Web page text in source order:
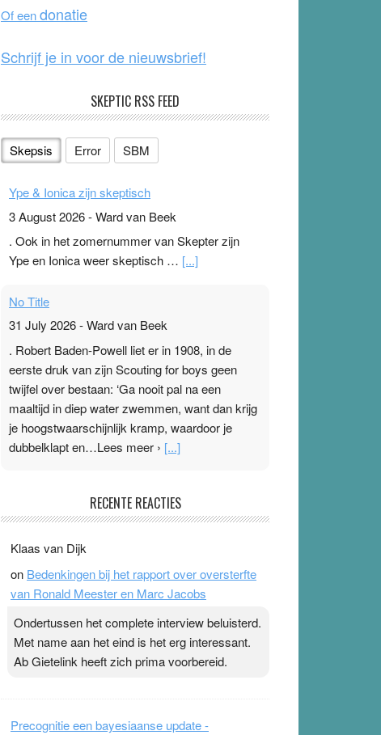
k
Of eendonatie
Schrijf je in voor de nieuwsbrief!
SKEPTIC RSS FEED
Skepsis Error SBM
Ype & Ionica zijn skeptisch
3 August 2026-Ward van Beek
. Ook in het zomernummer van Skepter zijn
Ype en Ionica weer skeptisch … [...]
No Title
31 July 2026-Ward van Beek
. Robert Baden-Powell liet er in 1908, in de
eerste druk van zijn Scouting for boys geen
twijfel over bestaan: ‘Ga nooit pal na een
maaltijd in diep water zwemmen, want dan krijg
je hoogstwaarschijnlijk kramp, waardoor je
dubbelklapt en…Lees meer › [...]
Ward van Beek
topsporters. Ze hopen ermee hun hartslag te
verlagen terwijl ze meer zuurstof opnemen.
Daarop heeft zo’n pleister geen effect. Maar het
zijn. Door…Lees meer Pleisterplakkers in de
topspsort › [...]
RECENTE REACTIES
Klaas van Dijk
on Bedenkingen bij het rapport over oversterfte
van Ronald Meester en Marc Jacobs
Ondertussen het complete interview beluisterd.
Met name aan het eind is het erg interessant.
Ab Gietelink heeft zich prima voorbereid.
Precognitie een bayesiaanse update -